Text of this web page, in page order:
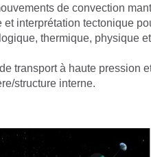
de convection
et interprétation tectonique
thermique, physique
transport à haute pression
structure interne.